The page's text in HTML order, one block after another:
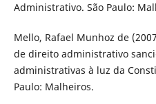
Administrativo. São Paulo:
Mello, Rafael Munhoz de
de direito administrativo
administrativas à luz da
Paulo: Malheiros.